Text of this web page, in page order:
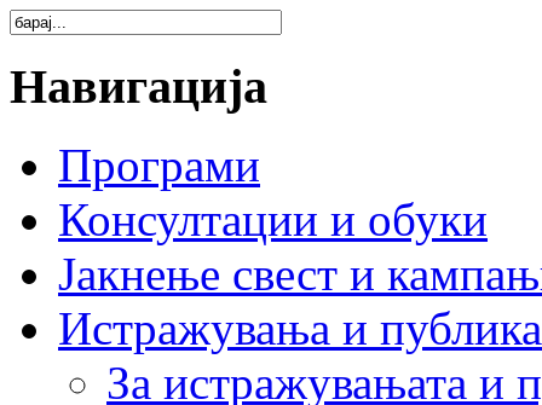
Навигација
Програми
Консултации и обуки
Јакнење свест и
Истражувања и
За истражувањата и